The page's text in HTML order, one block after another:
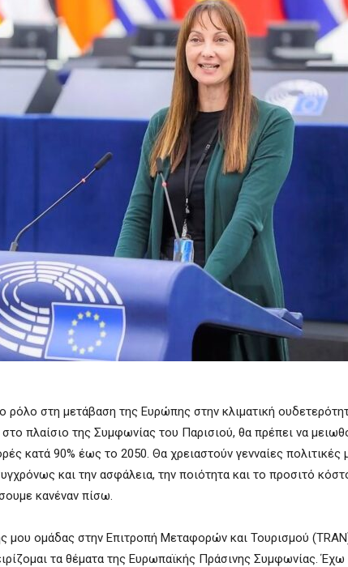
ρόλο στη μετάβαση της Ευρώπης στην κλιματική
πλαίσιο της Συμφωνίας του Παρισιού, θα πρέπει να
κατά 90% έως το 2050. Θα χρειαστούν γενναίες πολιτικές
και την ασφάλεια, την ποιότητα και το προσιτό
κανέναν πίσω.
μου ομάδας στην Επιτροπή Μεταφορών και Τουρισμού
τα θέματα της Ευρωπαϊκής Πράσινης Συμφωνίας. Έχω